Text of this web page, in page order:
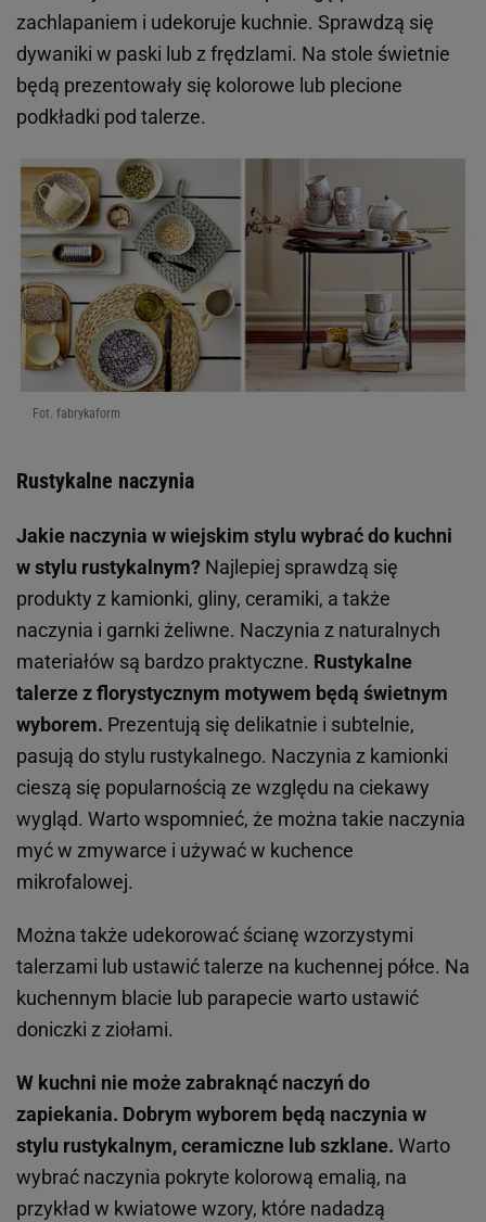
zachlapaniem i udekoruje kuchnie. Sprawdzą się
dywaniki w paski lub z frędzlami. Na stole świetnie
będą prezentowały się kolorowe lub plecione
podkładki pod talerze.
Fot. fabrykaform
Rustykalne naczynia
Jakie naczynia w wiejskim stylu wybrać do kuchni
w stylu rustykalnym? Najlepiej sprawdzą się
produkty z kamionki, gliny, ceramiki, a także
naczynia i garnki żeliwne. Naczynia z naturalnych
materiałów są bardzo praktyczne. Rustykalne
talerze z florystycznym motywem będą świetnym
wyborem. Prezentują się delikatnie i subtelnie,
pasują do stylu rustykalnego. Naczynia z kamionki
cieszą się popularnością ze względu na ciekawy
wygląd. Warto wspomnieć, że można takie naczynia
myć w zmywarce i używać w kuchence
mikrofalowej.
Można także udekorować ścianę wzorzystymi
talerzami lub ustawić talerze na kuchennej półce. Na
kuchennym blacie lub parapecie warto ustawić
doniczki z ziołami.
W kuchni nie może zabraknąć naczyń do
zapiekania. Dobrym wyborem będą naczynia w
stylu rustykalnym, ceramiczne lub szklane. Warto
wybrać naczynia pokryte kolorową emalią, na
przykład w kwiatowe wzory, które nadadzą